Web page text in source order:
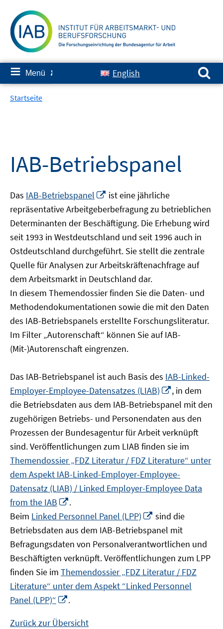
zum
Inhalt
≡ Menü ✘ English
Suchen nach:
Startseite
IAB-Betriebspanel
Das IAB-Betriebspanel
In
neuem
Fenster
öffnen
ist eine jährliche
repräsentative Arbeitgeberbefragung zu betrieblichen
Determinanten der Beschäftigung. Die Erhebung wird
seit 1993 in Westdeutschland und seit 1996 auch in
Ostdeutschland durchgeführt. Sie stellt die zentrale
Quelle für Analysen zur Arbeitskräftenachfrage auf
dem Arbeitsmarkt in Deutschland dar.
In diesem Themendossier finden Sie die Daten- und
Methodendokumentationen sowie die mit den Daten
des IAB-Betriebspanels erstellte Forschungsliteratur.
Im Filter „Autorenschaft“ können Sie auf IAB-
(Mit-)Autorenschaft eingrenzen.
Das IAB-Betriebspanel ist auch Basis des IAB-Linked-
Employer-Employee-Datensatzes (LIAB)
In
neuem
Fenster
öffnen
, in dem
die Betriebsdaten aus dem IAB-Betriebspanel mit den
zugehörigen Betriebs- und Personendaten aus den
Prozessen der Bundesagentur für Arbeit verknüpft
sind. Veröffentlichungen zum LIAB finden sie im
Themendossier „FDZ Literatur / FDZ Literature“ unter
dem Aspekt IAB-Linked-Employer-Employee-
Datensatz (LIAB) / Linked Employer-Employee Data
from the IAB
neuem
Fenster
öffnen
.
Beim Linked Personnel Panel (LPP)
In
neuem
Fenster
öffnen
sind die
Betriebsdaten aus dem IAB-Betriebspanel mit
Befragungsdaten von Personalverantwortlichen und
Beschäftigten verknüpft. Veröffentlichungen zum LPP
finden Sie im Themendossier „FDZ Literatur / FDZ
Literature“ unter dem Aspekt “Linked Personnel
Panel (LPP)“
Fenster
.
Zurück zur Übersicht